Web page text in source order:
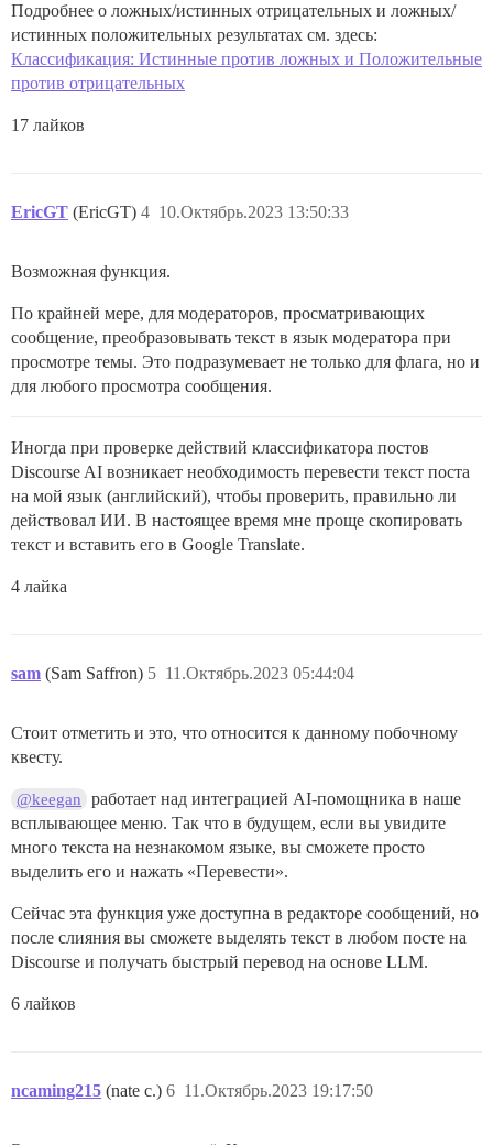
Подробнее о ложных/истинных отрицательных и ложных/
истинных положительных результатах см. здесь:
Классификация: Истинные против ложных и Положительные
против отрицательных
17 лайков
EricGT (EricGT) 10.Октябрь.2023 13:50:33
4
Возможная функция.
По крайней мере, для модераторов, просматривающих
сообщение, преобразовывать текст в язык модератора при
просмотре темы. Это подразумевает не только для флага, но и
для любого просмотра сообщения.
Иногда при проверке действий классификатора постов
Discourse AI возникает необходимость перевести текст поста
на мой язык (английский), чтобы проверить, правильно ли
действовал ИИ. В настоящее время мне проще скопировать
текст и вставить его в Google Translate.
4 лайка
sam (Sam Saffron) 11.Октябрь.2023 05:44:04
5
Стоит отметить и это, что относится к данному побочному
квесту.
@keegan
работает над интеграцией AI-помощника в наше
всплывающее меню. Так что в будущем, если вы увидите
много текста на незнакомом языке, вы сможете просто
выделить его и нажать «Перевести».
Сейчас эта функция уже доступна в редакторе сообщений, но
после слияния вы сможете выделять текст в любом посте на
Discourse и получать быстрый перевод на основе LLM.
6 лайков
ncaming215 (nate c.) 11.Октябрь.2023 19:17:50
6